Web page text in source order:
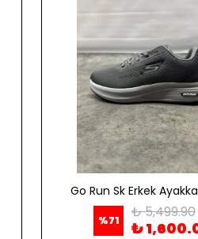
Go Run Sk Erkek
%71 ₺ 5,499.90
₺